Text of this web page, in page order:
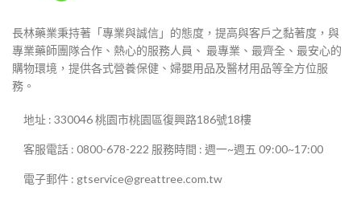
長林藥業秉持著「專業與誠信」的態度，提高與客戶之黏著度，與
專業藥師團隊合作、熱心的服務人員、 最專業、最齊全、最安心的
購物環境，提供各式營養保健、婦嬰用品及醫材用品等全方位服
務。
地址 : 330046 桃園市桃園區復興路186號18樓
客服電話 : 0800-678-222 服務時間 : 週一~週五 09:00~17:00
電子郵件 : gtservice@greattree.com.tw